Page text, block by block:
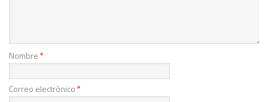
Nombre*
Correo electrónico*